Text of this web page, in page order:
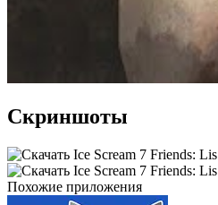
Скриншоты
Похожие приложения